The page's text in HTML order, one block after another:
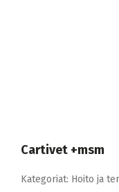
Cartivet +msm
Kategoriat: Hoito ja